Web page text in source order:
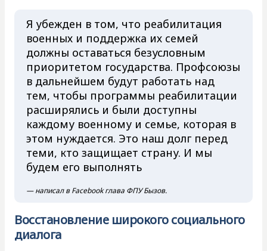
Я убежден в том, что реабилитация
военных и поддержка их семей
должны оставаться безусловным
приоритетом государства. Профсоюзы
в дальнейшем будут работать над
тем, чтобы программы реабилитации
расширялись и были доступны
каждому военному и семье, которая в
этом нуждается. Это наш долг перед
теми, кто защищает страну. И мы
будем его выполнять
— написал в Facebook глава ФПУ Бызов.
Восстановление широкого социального
диалога